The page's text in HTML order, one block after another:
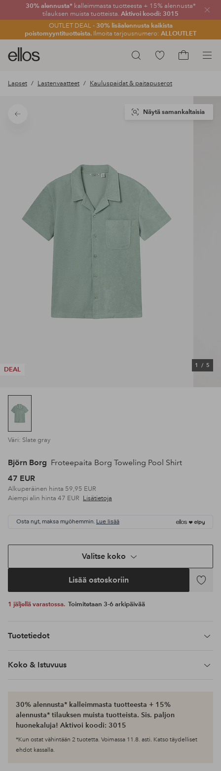
30% alennusta*kalleimmasta tuotteesta + 15% alennusta*
tilauksen muista tuotteista. Aktivoi koodi: 3015
OUTLET DEAL -30% lisäalennusta kaikista
poistomyyntituotteista. Ilmoita tarjousnumero: ALLOUTLET
Sulje
Hae
Ellos-
logo
siirry
Siirry
Lapset Lastenvaatteet Kauluspaidat & paitapuserot
Takaisin
DEAL
1 / 5
Näytä samankaltaisia
Väri: Slate gray
Björn Borg Froteepaita Borg Toweling Pool Shirt
47 EUR
Alkuperäinen hinta 59,95 EUR
Aiempi alin hinta 47 EUR Lisätietoja
Osta nyt, maksa myöhemmin. Lue lisää
Valitse koko
Lisää ostoskoriin
Lisää
1 jäljellä varastossa. Toimitetaan 3-6 arkipäivää
Tuotetiedot
Koko & Istuvuus
30% alennusta* kalleimmasta tuotteesta + 15%
alennusta* tilauksen muista tuotteista. Sis. paljon
huonekaluja! Aktivoi koodi: 3015
*Kun ostat vähintään 2 tuotetta. Voimassa 11.8. asti. Katso täydelliset
ehdot kassalla.